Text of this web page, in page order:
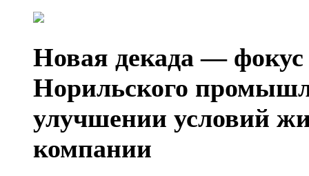
Новая декада — фокус
Норильского
улучшении условий
компании